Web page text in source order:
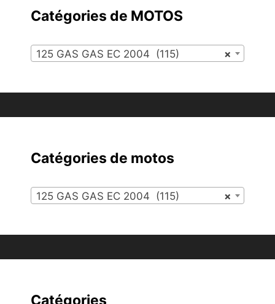
Catégories de MOTOS
×
125 GAS GAS EC 2004 (115)
Catégories de motos
×
125 GAS GAS EC 2004 (115)
Catégories